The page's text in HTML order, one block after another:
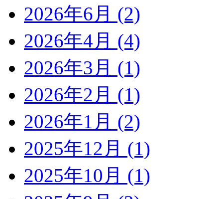
2026年6月 (2)
2026年4月 (4)
2026年3月 (1)
2026年2月 (1)
2026年1月 (2)
2025年12月 (1)
2025年10月 (1)